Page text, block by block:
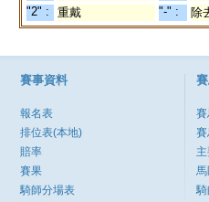
"2" :
重戴 "-" : 除
賽事資料
報名表
排位表(本地)
賠率
賽果
騎師分場表
賽